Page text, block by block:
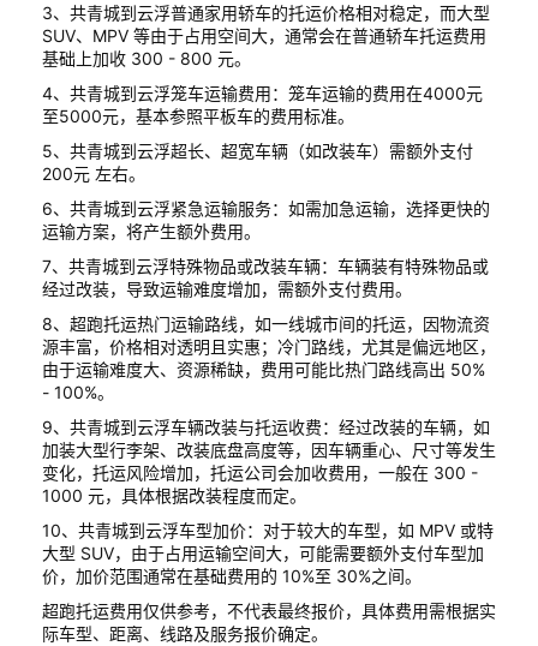
3、共青城到云浮普通家用轿车的托运价格相对稳定，而大型
SUV、MPV 等由于占用空间大，通常会在普通轿车托运费用
基础上加收 300 - 800 元。
4、共青城到云浮笼车运输费用：笼车运输的费用在4000元
至5000元，基本参照平板车的费用标准。
5、共青城到云浮超长、超宽车辆（如改装车）需额外支付
200元 左右。
6、共青城到云浮紧急运输服务：如需加急运输，选择更快的
运输方案，将产生额外费用。
7、共青城到云浮特殊物品或改装车辆：车辆装有特殊物品或
经过改装，导致运输难度增加，需额外支付费用。
8、超跑托运热门运输路线，如一线城市间的托运，因物流资
源丰富，价格相对透明且实惠；冷门路线，尤其是偏远地区，
由于运输难度大、资源稀缺，费用可能比热门路线高出 50%
- 100%。
9、共青城到云浮车辆改装与托运收费：经过改装的车辆，如
加装大型行李架、改装底盘高度等，因车辆重心、尺寸等发生
变化，托运风险增加，托运公司会加收费用，一般在 300 -
1000 元，具体根据改装程度而定。
10、共青城到云浮车型加价：对于较大的车型，如 MPV 或特
大型 SUV，由于占用运输空间大，可能需要额外支付车型加
价，加价范围通常在基础费用的 10%至 30%之间。
超跑托运费用仅供参考，不代表最终报价，具体费用需根据实
际车型、距离、线路及服务报价确定。